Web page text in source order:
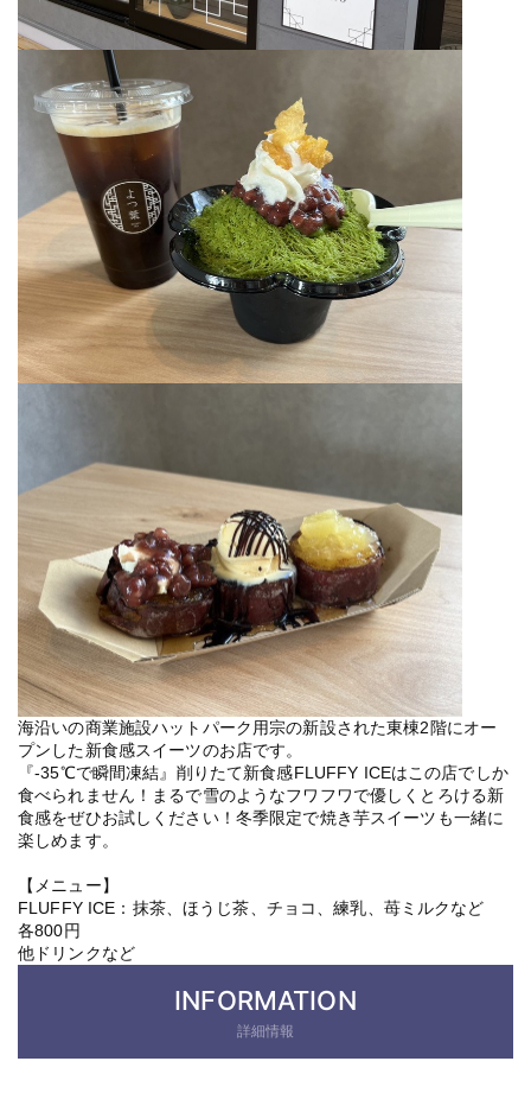
海沿いの商業施設ハットパーク用宗の新設された東棟2階にオー
プンした新食感スイーツのお店です。
『-35℃で瞬間凍結』削りたて新食感FLUFFY ICEはこの店でしか
食べられません！まるで雪のようなフワフワで優しくとろける新
食感をぜひお試しください！冬季限定で焼き芋スイーツも一緒に
楽しめます。
【メニュー】
FLUFFY ICE：抹茶、ほうじ茶、チョコ、練乳、苺ミルクなど
各800円
他ドリンクなど
INFORMATION
詳細情報